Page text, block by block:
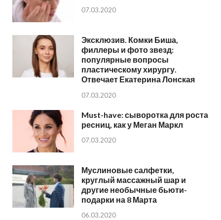
07.03.2020
Эксклюзив. Комки Биша,
филлеры и фото звезд:
популярные вопросы
пластическому хирургу.
Отвечает Екатерина Лонская
07.03.2020
Must-have: сыворотка для роста
ресниц, как у Меган Маркл
07.03.2020
Муслиновые салфетки,
круглый массажный шар и
другие необычные бьюти-
подарки на 8 Марта
06.03.2020